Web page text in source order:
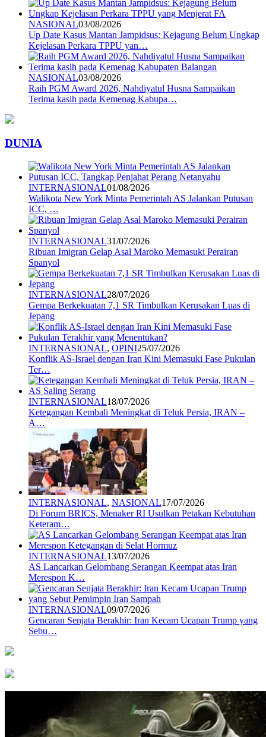
NASIONAL03/08/2026
Up Date Kasus Mantan Jampidsus: Kejagung Belum Ungkap
Kejelasan Perkara TPPU yan…
NASIONAL03/08/2026
Raih PGM Award 2026, Nahdiyatul Husna Sampaikan
Terima kasih pada Kemenag Kabupa…
DUNIA
INTERNASIONAL01/08/2026
Walikota New York Minta Pemerintah AS Jalankan Putusan
ICC, …
INTERNASIONAL31/07/2026
Ribuan Imigran Gelap Asal Maroko Memasuki Perairan
Spanyol
INTERNASIONAL28/07/2026
Gempa Berkekuatan 7,1 SR Timbulkan Kerusakan Luas di
Jepang
INTERNASIONAL, OPINI25/07/2026
Konflik AS-Israel dengan Iran Kini Memasuki Fase Pukulan
Ter…
INTERNASIONAL18/07/2026
Ketegangan Kembali Meningkat di Teluk Persia, IRAN –
A…
INTERNASIONAL, NASIONAL17/07/2026
Di Forum BRICS, Menaker RI Usulkan Petakan Kebutuhan
Keteram…
INTERNASIONAL13/07/2026
AS Lancarkan Gelombang Serangan Keempat atas Iran
Merespon K…
INTERNASIONAL09/07/2026
Gencaran Senjata Berakhir: Iran Kecam Ucapan Trump yang
Sebu…